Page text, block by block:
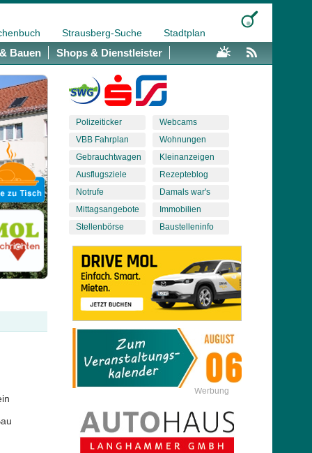
Strausberg-Suche Stadtplan
Bauen Shops & Dienstleister
Polizeiticker
VBB Fahrplan
Gebrauchtwagen
Ausflugsziele
Notrufe
Mittagsangebote
Stellenbörse
Webcams
Wohnungen
Kleinanzeigen
Rezepteblog
Damals war's
Immobilien
Baustelleninfo
Werbung